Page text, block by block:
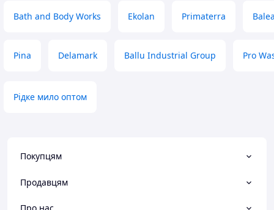
Bath and Body Works Ekolan Primaterra
Pina Delamark Ballu Industrial Group Pro
Рідке мило оптом
Покупцям
Продавцям